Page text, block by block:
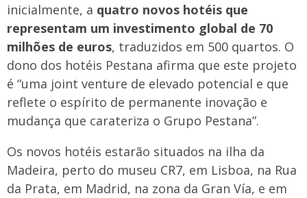
inicialmente, a quatro novos hotéis que
representam um investimento global de 70
milhões de euros, traduzidos em 500 quartos. O
dono dos hotéis Pestana afirma que este projeto
é “uma joint venture de elevado potencial e que
reflete o espírito de permanente inovação e
mudança que carateriza o Grupo Pestana”.
Os novos hotéis estarão situados na ilha da
Madeira, perto do museu CR7, em Lisboa, na Rua
da Prata, em Madrid, na zona da Gran Vía, e em